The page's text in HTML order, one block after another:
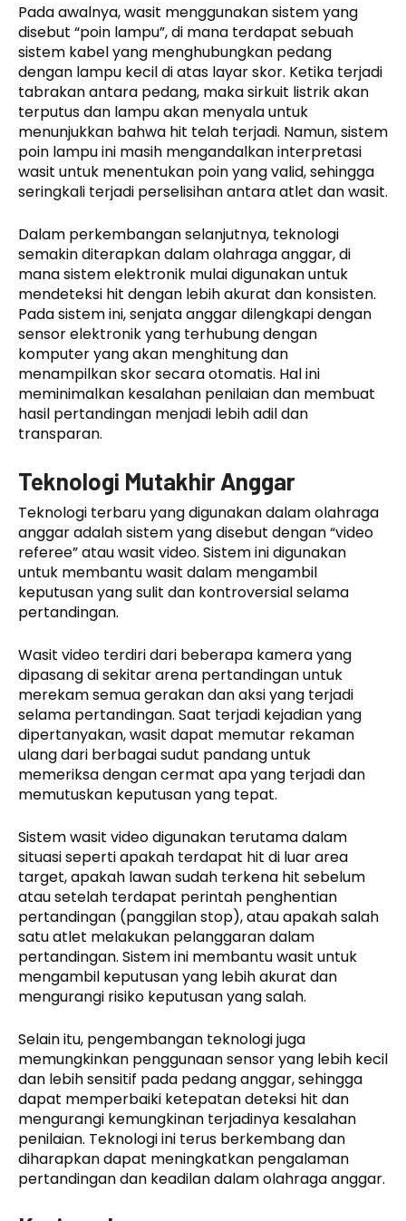
Pada awalnya, wasit menggunakan sistem yang
disebut “poin lampu”, di mana terdapat sebuah
sistem kabel yang menghubungkan pedang
dengan lampu kecil di atas layar skor. Ketika terjadi
tabrakan antara pedang, maka sirkuit listrik akan
terputus dan lampu akan menyala untuk
menunjukkan bahwa hit telah terjadi. Namun, sistem
poin lampu ini masih mengandalkan interpretasi
wasit untuk menentukan poin yang valid, sehingga
seringkali terjadi perselisihan antara atlet dan wasit.
Dalam perkembangan selanjutnya, teknologi
semakin diterapkan dalam olahraga anggar, di
mana sistem elektronik mulai digunakan untuk
mendeteksi hit dengan lebih akurat dan konsisten.
Pada sistem ini, senjata anggar dilengkapi dengan
sensor elektronik yang terhubung dengan
komputer yang akan menghitung dan
menampilkan skor secara otomatis. Hal ini
meminimalkan kesalahan penilaian dan membuat
hasil pertandingan menjadi lebih adil dan
transparan.
Teknologi Mutakhir Anggar
Teknologi terbaru yang digunakan dalam olahraga
anggar adalah sistem yang disebut dengan “video
referee” atau wasit video. Sistem ini digunakan
untuk membantu wasit dalam mengambil
keputusan yang sulit dan kontroversial selama
pertandingan.
Wasit video terdiri dari beberapa kamera yang
dipasang di sekitar arena pertandingan untuk
merekam semua gerakan dan aksi yang terjadi
selama pertandingan. Saat terjadi kejadian yang
dipertanyakan, wasit dapat memutar rekaman
ulang dari berbagai sudut pandang untuk
memeriksa dengan cermat apa yang terjadi dan
memutuskan keputusan yang tepat.
Sistem wasit video digunakan terutama dalam
situasi seperti apakah terdapat hit di luar area
target, apakah lawan sudah terkena hit sebelum
atau setelah terdapat perintah penghentian
pertandingan (panggilan stop), atau apakah salah
satu atlet melakukan pelanggaran dalam
pertandingan. Sistem ini membantu wasit untuk
mengambil keputusan yang lebih akurat dan
mengurangi risiko keputusan yang salah.
Selain itu, pengembangan teknologi juga
memungkinkan penggunaan sensor yang lebih kecil
dan lebih sensitif pada pedang anggar, sehingga
dapat memperbaiki ketepatan deteksi hit dan
mengurangi kemungkinan terjadinya kesalahan
penilaian. Teknologi ini terus berkembang dan
diharapkan dapat meningkatkan pengalaman
pertandingan dan keadilan dalam olahraga anggar.